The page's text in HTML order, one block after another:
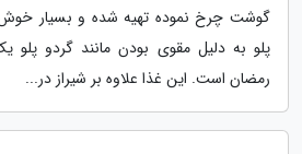
گوشت چرخ نموده تهیه شده و بسیار
پلو به دلیل مقوی بودن مانند گردو پلو
رمضان است. این غذا علاوه بر شیراز در...